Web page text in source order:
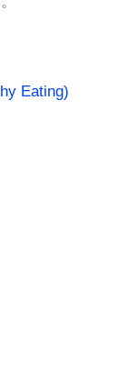
Eating)